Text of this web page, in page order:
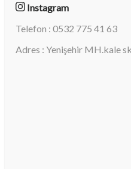
Instagram
Telefon : 0532 775 41 63
Adres : Yenişehir MH.kale